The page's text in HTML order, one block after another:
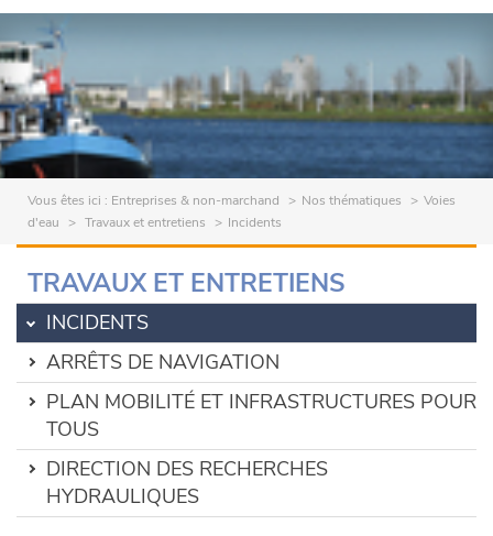
Vous êtes ici : Entreprises & non-marchand Nos thématiques
Voies
d'eau
Travaux et entretiens Incidents
TRAVAUX ET ENTRETIENS
INCIDENTS
ARRÊTS DE NAVIGATION
PLAN MOBILITÉ ET INFRASTRUCTURES POUR
TOUS
DIRECTION DES RECHERCHES
HYDRAULIQUES